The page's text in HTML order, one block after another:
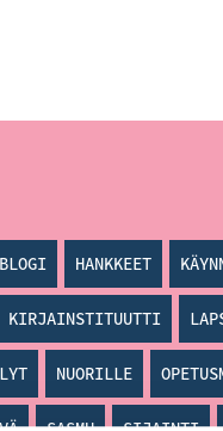
BLOGI HANKKEET
KIRJAINSTITUUTTI
NUORILLE